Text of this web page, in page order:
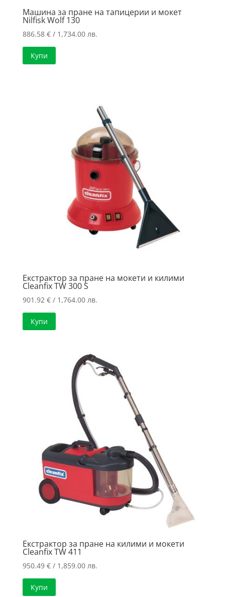
Машина за пране на тапицерии и мокет
Nilfisk Wolf 130
886.58 €/ 1,734.00 лв.
Купи
Екстрактор за пране на мокети и килими
Cleanfix TW 300 S
901.92 €/ 1,764.00 лв.
Купи
Екстрактор за пране на килими и мокети
Cleanfix TW 411
950.49 €/ 1,859.00 лв.
Купи